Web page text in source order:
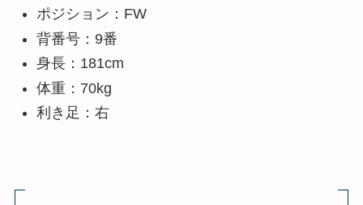
ポジション：FW
背番号：9番
身長：181cm
体重：70kg
利き足：右